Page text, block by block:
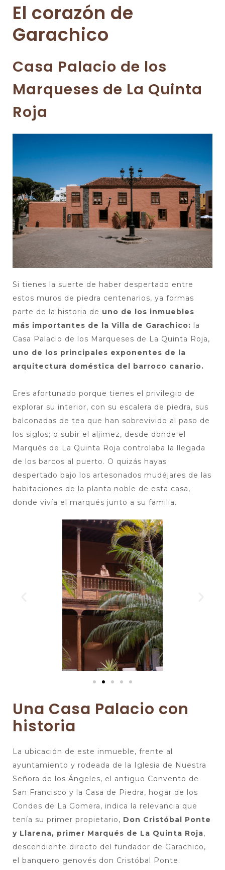
El corazón de
Garachico
Casa Palacio de los
Marqueses de La Quinta
Roja
Si tienes la suerte de haber despertado entre
estos muros de piedra centenarios, ya formas
parte de la historia de uno de los inmuebles
más importantes de la Villa de Garachico: la
Casa Palacio de los Marqueses de La Quinta Roja,
uno de los principales exponentes de la
arquitectura doméstica del barroco canario.
Eres afortunado porque tienes el privilegio de
explorar su interior, con su escalera de piedra, sus
balconadas de tea que han sobrevivido al paso de
los siglos; o subir el aljimez, desde donde el
Marqués de La Quinta Roja controlaba la llegada
de los barcos al puerto. O quizás hayas
despertado bajo los artesonados mudéjares de las
habitaciones de la planta noble de esta casa,
donde vivía el marqués junto a su familia.
Una Casa Palacio con
historia
La ubicación de este inmueble, frente al
ayuntamiento y rodeada de la Iglesia de Nuestra
Señora de los Ángeles, el antiguo Convento de
San Francisco y la Casa de Piedra, hogar de los
Condes de La Gomera, indica la relevancia que
tenía su primer propietario, Don Cristóbal Ponte
y Llarena, primer Marqués de La Quinta Roja,
descendiente directo del fundador de Garachico,
el banquero genovés don Cristóbal Ponte.